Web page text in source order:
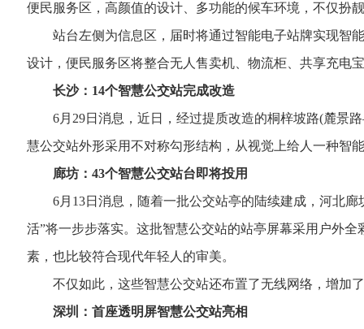
便民服务区，高颜值的设计、多功能的候车环境，不仅扮
站台左侧为信息区，届时将通过智能电子站牌实现智能
设计，便民服务区将整合无人售卖机、物流柜、共享充电
长沙：14个智慧公交站完成改造
6月29日消息，近日，经过提质改造的桐梓坡路(麓景路
慧公交站外形采用不对称勾形结构，从视觉上给人一种智
廊坊：43个智慧公交站台即将投用
6月13日消息，随着一批公交站亭的陆续建成，河北廊
活”将一步步落实。这批智慧公交站的站亭屏幕采用户外
素，也比较符合现代年轻人的审美。
不仅如此，这些智慧公交站还布置了无线网络，增加了
深圳：首座透明屏智慧公交站亮相